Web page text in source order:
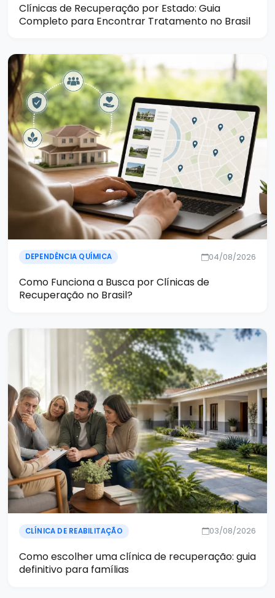
Clínicas de Recuperação por Estado: Guia
Completo para Encontrar Tratamento no Brasil
DEPENDÊNCIA QUÍMICA 04/08/2026
Como Funciona a Busca por Clínicas de
Recuperação no Brasil?
CLÍNICA DE REABILITAÇÃO 03/08/2026
Como escolher uma clínica de recuperação: guia
definitivo para famílias